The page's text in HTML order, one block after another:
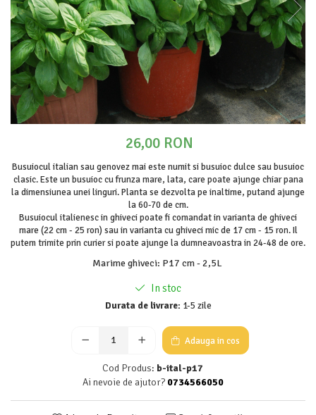
Macris
Lamaita (melisa, roinita)
Chives
Ardei iute
Marar
Alb
Albastru
Portocaliu
Mov
Multicolor
Argintiu
Bicolor
Plante pentru tot anul
Plante de Primavara
Plante de Toamna
Plante de iarna
26,00 RON
Busuiocul italian sau genovez mai este numit si busuioc dulce sau busuioc
clasic. Este un busuioc cu frunza mare, lata, care poate ajunge chiar pana
la dimensiunea unei linguri. Planta se dezvolta pe inaltime, putand ajunge
la 60-70 de cm.
Busuiocul italienesc in ghiveci poate fi comandat in varianta de ghiveci
mare (22 cm - 25 ron) sau in varianta cu ghiveci mic de 17 cm - 15 ron. Il
putem trimite prin curier si poate ajunge la dumneavoastra in 24-48 de ore.
Marime ghiveci: P17 cm - 2,5L
In stoc
Durata de livrare: 1-5 zile
Adauga in cos
Cod Produs: b-ital-p17
Ai nevoie de ajutor? 0734566050